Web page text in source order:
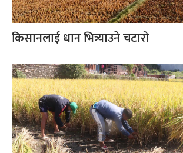
किसानलाई धान भित्र्याउने चटारो